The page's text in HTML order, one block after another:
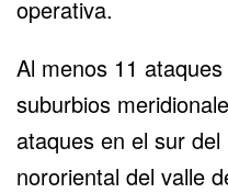
operativa.
Al menos 11
suburbios
ataques en el sur
nororiental del valle